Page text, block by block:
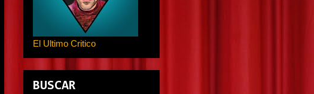
El Ultimo Critico
BUSCAR